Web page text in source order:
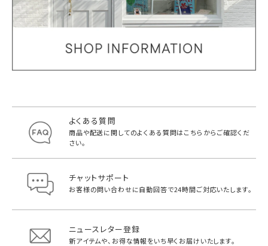
よくある質問
商品や配送に関してのよくある質問はこちらからご確認くだ
さい。
チャットサポート
お客様の問い合わせに自動回答で24時間ご対応いたします。
ニュースレター登録
新アイテムや、お得な情報をいち早く お届けいたします。